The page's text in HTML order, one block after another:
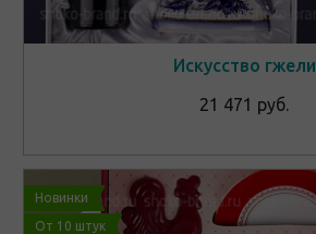
Искусство гжели
21 471 руб.
Новинки
От 10 штук